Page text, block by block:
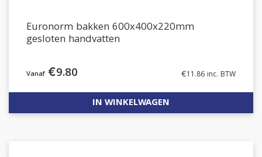
Euronorm bakken 600x400x220mm
gesloten handvatten
€9.80 €11.86 inc. BTW
IN WINKELWAGEN